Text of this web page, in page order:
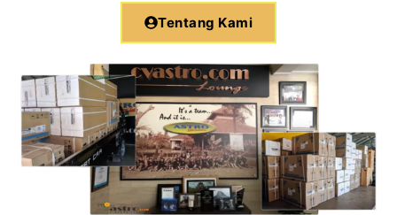
Tentang Kami